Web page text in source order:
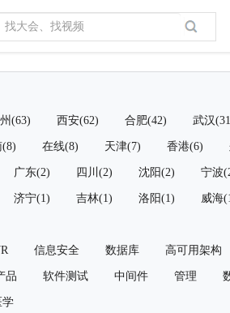
(63) 西安(62) 合肥(42) 武汉
在线(8) 天津(7) 香港(6)
广东(2) 四川(2) 沈阳(2) 宁波
济宁(1) 吉林(1) 洛阳(1) 威海
信息安全 数据库 高可用架构
品 软件测试 中间件 管理
学